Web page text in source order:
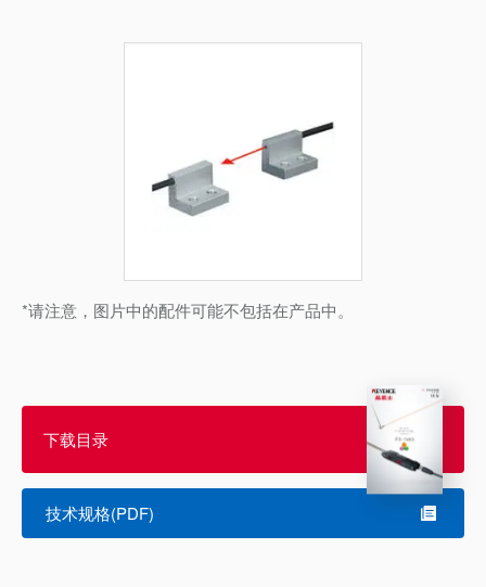
*请注意，图片中的配件可能不包括在产品中。
下载目录
技术规格(PDF)